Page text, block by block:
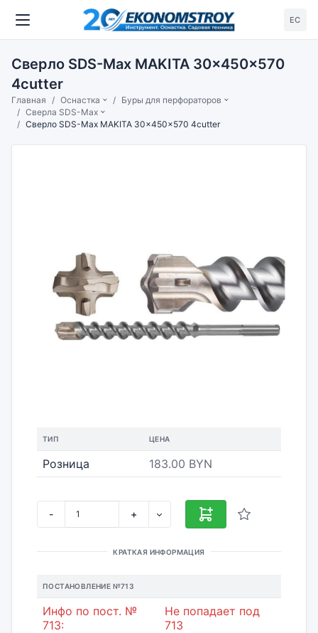
ЕС
Сверло SDS-Max MAKITA 30×450x570
4cutter
Главная Оснастка
Буры для перфораторов
Сверла SDS-Max
Сверло SDS-Max MAKITA 30×450x570 4cutter
ТИП ЦЕНА
Розница 183.00 BYN
- +
КРАТКАЯ ИНФОРМАЦИЯ
ПОСТАНОВЛЕНИЕ №713
Инфо по пост. №
713:
Не попадает под
713